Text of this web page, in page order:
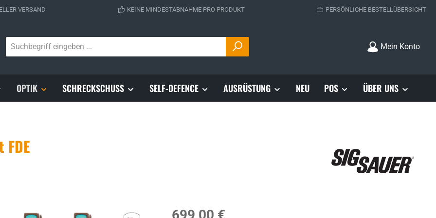
VERSAND KEINE MINDESTABNAHME PRO PRODUKT PERSÖNLICHE BESTELLÜBERSICHT
Mein Konto
OPTIK SCHRECKSCHUSS SELF-DEFENCE AUSRÜSTUNG NEU POS ÜBER UNS
FDE
Regulärer Preis: